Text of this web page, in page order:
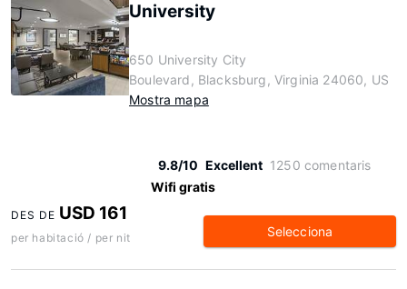
University
650 University City
Boulevard, Blacksburg, Virginia 24060, US
Mostra mapa
9.8/10 Excellent 1250 comentaris
Wifi gratis
DES DE USD 161
per habitació / per nit Selecciona